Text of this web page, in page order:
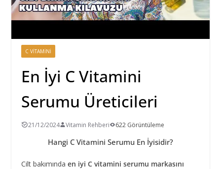
C VITAMINI
En İyi C Vitamini
Serumu Üreticileri
21/12/2024 Vitamin Rehberi 622 Görüntüleme
Hangi C Vitamini Serumu En İyisidir?
Cilt bakımında en iyi C vitamini serumu markasını